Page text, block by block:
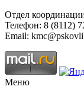
Отдел
Телефон: 8 (8112)
Email:
Меню